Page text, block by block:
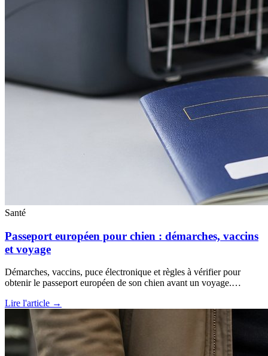
Santé
Passeport européen pour chien : démarches, vaccins
et voyage
Démarches, vaccins, puce électronique et règles à vérifier pour
obtenir le passeport européen de son chien avant un voyage.…
Lire l'article →